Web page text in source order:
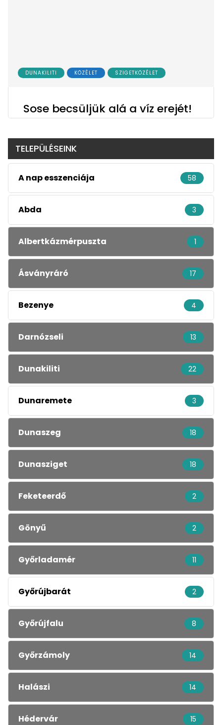
DUNAKILITI KÖZÉLET SZIGETKÖZÉLET
Sose becsüljük alá a víz erejét!
TELEPÜLÉSEINK
A nap esszenciája 58
Abda 3
Albertkázmérpuszta 1
Ásványráró 17
Bezenye 4
Darnózseli 13
Dunakiliti 22
Dunaremete 3
Dunaszeg 18
Dunasziget 18
Feketeerdő 2
Gönyű 2
Győrladamér 11
Győrújbarát 2
Győrújfalu 8
Győrzámoly 14
Halászi 14
Hédervár 15